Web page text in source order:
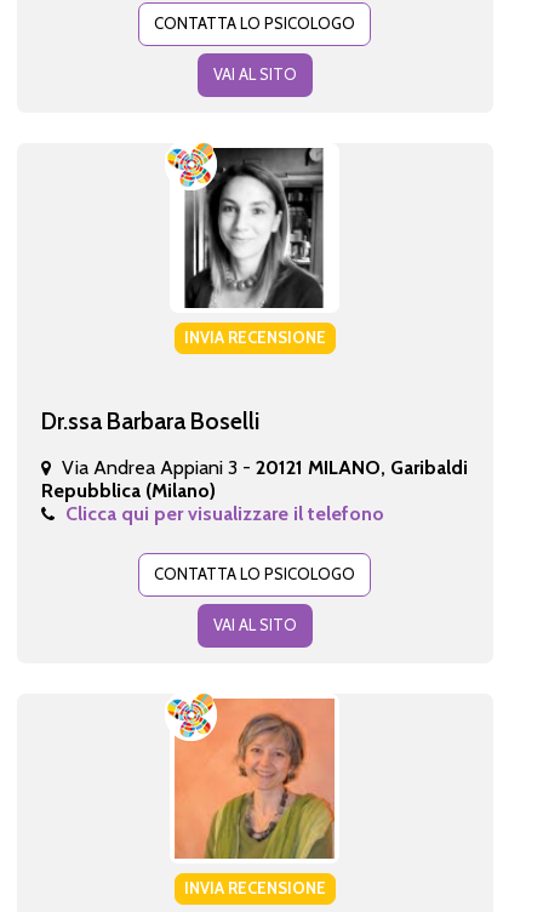
CONTATTA LO PSICOLOGO
VAI AL SITO
INVIA RECENSIONE
Dr.ssa Barbara Boselli
Via Andrea Appiani 3 - 20121 MILANO, Garibaldi
Repubblica (Milano)
Clicca qui per visualizzare il telefono
CONTATTA LO PSICOLOGO
VAI AL SITO
INVIA RECENSIONE